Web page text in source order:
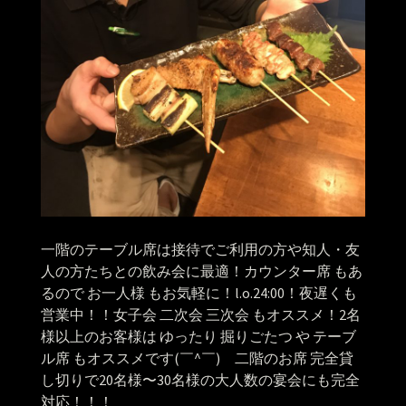
一階のテーブル席は接待でご利用の方や知人・友
人の方たちとの飲み会に最適！カウンター席 もあ
るので お一人様 もお気軽に！l.o.24:00！夜遅くも
営業中！！女子会 二次会 三次会 もオススメ！2名
様以上のお客様は ゆったり 掘りごたつ や テーブ
ル席 もオススメです(￣^￣)ゞ二階のお席 完全貸
し切りで20名様〜30名様の大人数の宴会にも完全
対応！！！